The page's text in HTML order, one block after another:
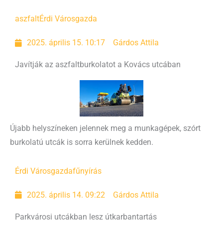
aszfaltÉrdi Városgazda
2025. április 15. 10:17 Gárdos Attila
Javítják az aszfaltburkolatot a Kovács utcában
Újabb helyszíneken jelennek meg a munkagépek, szórt
burkolatú utcák is sorra kerülnek kedden.
Érdi Városgazdafűnyírás
2025. április 14. 09:22 Gárdos Attila
Parkvárosi utcákban lesz útkarbantartás